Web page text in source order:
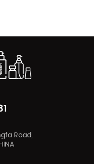
Road,